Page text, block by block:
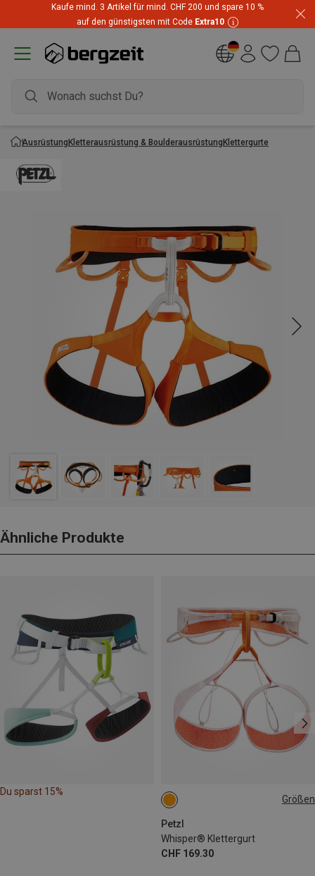
Highlights zum unschlagbaren Preis! Bis zu -60 % im
Summer Sale
Kaufe mind. 3 Artikel für mind. CHF 200 und spare 10 %
auf den günstigsten mit Code Extra10
AusrüstungKletterausrüstung & BoulderausrüstungKlettergurte
Ähnliche Produkte
Du sparst 15%
Größen
Petzl
Whisper® Klettergurt
CHF 169.30
65-71CM
77-84CM